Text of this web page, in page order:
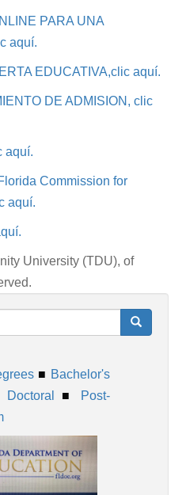
PARA UNA
aquí.
EDUCATIVA,clic aquí.
DE ADMISION, clic
aquí.
Commission for
aquí.
University (TDU), of
■ Bachelor's
Doctoral ■
Post-